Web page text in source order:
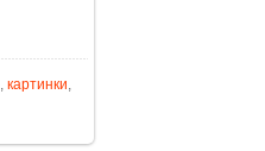
,картинки,